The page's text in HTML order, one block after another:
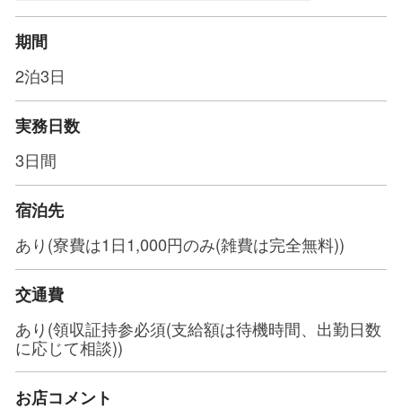
期間
2泊3日
実務日数
3日間
宿泊先
あり(寮費は1日1,000円のみ(雑費は完全無料))
交通費
あり(領収証持参必須(支給額は待機時間、出勤日数
に応じて相談))
お店コメント